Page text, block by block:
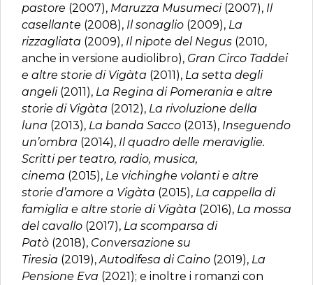
pastore (2007), Maruzza Musumeci(2007), Il
casellante (2008), Il sonaglio (2009), La
rizzagliata (2009), Il nipote del Negus (2010,
anche in versione audiolibro), Gran Circo Taddei
e altre storie di Vigàta (2011), La setta degli
angeli (2011), La Regina di Pomerania e altre
storie di Vigàta (2012), La rivoluzione della
luna (2013), La banda Sacco (2013), Inseguendo
un’ombra (2014), Il quadro delle meraviglie.
Scritti per teatro, radio, musica,
cinema (2015), Le vichinghe volanti e altre
storie d’amore a Vigàta (2015), La cappella di
famiglia e altre storie di Vigàta (2016), La mossa
del cavallo (2017), La scomparsa di
Patò (2018), Conversazione su
Tiresia (2019),Autodifesa di Caino (2019), La
Pensione Eva (2021); e inoltre i romanzi con